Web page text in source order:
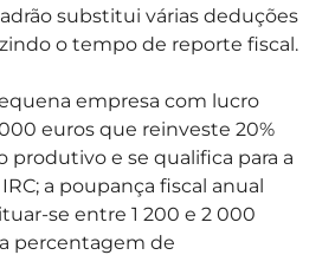
substitui várias deduções
o tempo de reporte fiscal.
empresa com lucro
euros que reinveste 20%
e se qualifica para a
a poupança fiscal anual
se entre 1 200 e 2 000
percentagem de